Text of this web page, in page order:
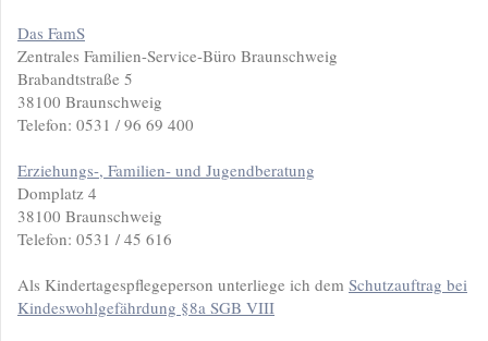
Das FamS
Zentrales Familien-Service-Büro Braunschweig
Brabandtstraße 5
38100 Braunschweig
Telefon: 0531 / 96 69 400
Erziehungs-, Familien- und Jugendberatung
Domplatz 4
38100 Braunschweig
Telefon: 0531 / 45 616
Als Kindertagespflegeperson unterliege ich dem Schutzauftrag bei
Kindeswohlgefährdung §8a SGB VIII